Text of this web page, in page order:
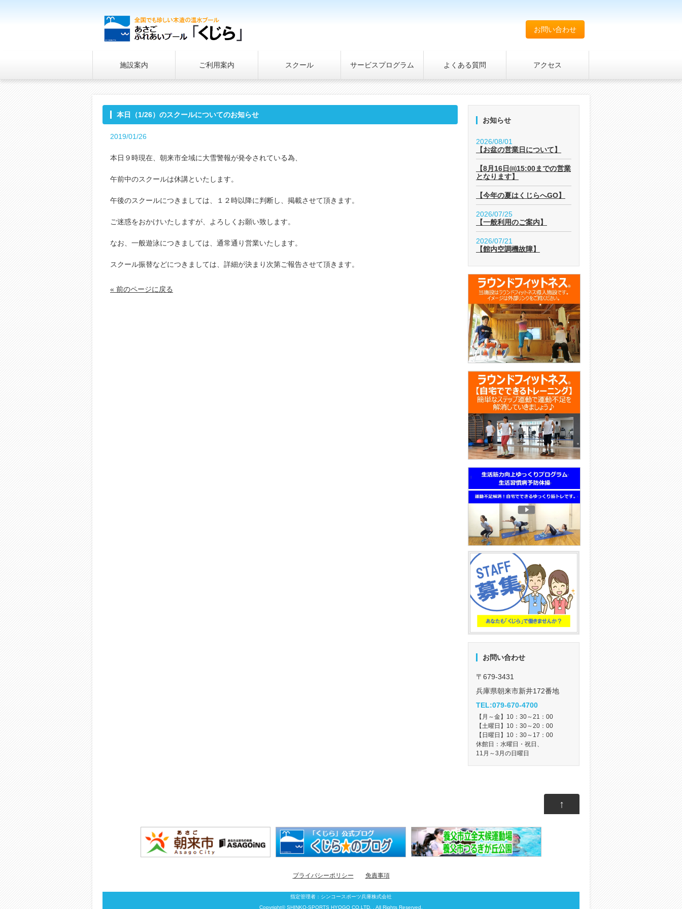
お問い合わせ
施設案内 ご利用案内 スクール サービスプログラム よくある質問 アクセス
本日（1/26）のスクールについてのお知らせ
2019/01/26
本日９時現在、朝来市全域に大雪警報が発令されている為、
午前中のスクールは休講といたします。
午後のスクールにつきましては、１２時以降に判断し、掲載させて頂きます。
ご迷惑をおかけいたしますが、よろしくお願い致します。
なお、一般遊泳につきましては、通常通り営業いたします。
スクール振替などにつきましては、詳細が決まり次第ご報告させて頂きます。
« 前のページに戻る
お知らせ
2026/08/01
【お盆の営業日について】
【8月16日㈰15:00までの営業
となります】
【今年の夏はくじらへGO】
2026/07/25
【一般利用のご案内】
2026/07/21
【館内空調機故障】
お問い合わせ
〒679-3431
兵庫県朝来市新井172番地
TEL:079-670-4700
【月～金】10：30～21：00
【土曜日】10：30～20：00
【日曜日】10：30～17：00
休館日：水曜日・祝日、
11月～3月の日曜日
↑
プライバシーポリシー 免責事項
指定管理者： シンコースポーツ兵庫株式会社
Copyright© SHINKO-SPORTS HYOGO CO.LTD. , All Rights Reserved.